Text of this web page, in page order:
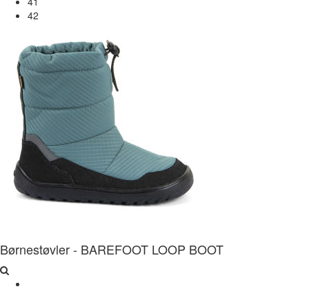
42
Børnestøvler - BAREFOOT LOOP BOOT